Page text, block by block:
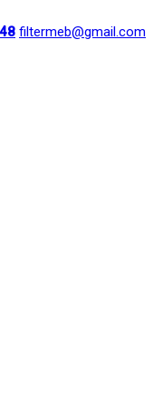
filtermeb@gmail.com